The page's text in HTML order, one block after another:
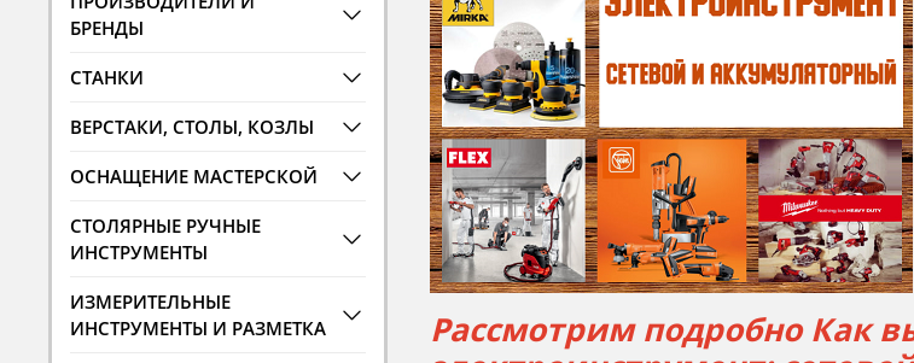
Рассмотрим подробноКак
БРЕНДЫ
СТАНКИ
ВЕРСТАКИ, СТОЛЫ, КОЗЛЫ
ОСНАЩЕНИЕ МАСТЕРСКОЙ
СТОЛЯРНЫЕ РУЧНЫЕ
ИНСТРУМЕНТЫ
ИЗМЕРИТЕЛЬНЫЕ
ИНСТРУМЕНТЫ И РАЗМЕТКА